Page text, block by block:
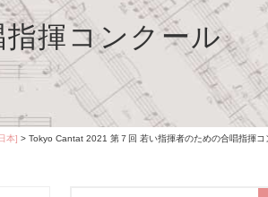
揮コンクール
本] > Tokyo Cantat 2021 第７回 若い指揮者のための合唱指揮コ